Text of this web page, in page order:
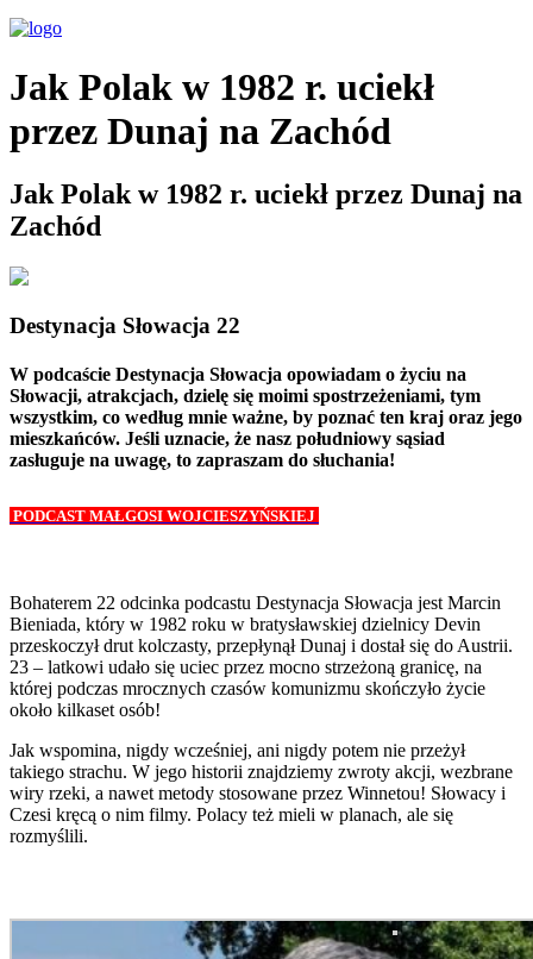
Jak Polak w 1982 r. uciekł
przez Dunaj na Zachód
Jak Polak w 1982 r. uciekł przez Dunaj na
Zachód
Destynacja Słowacja 22
W podcaście Destynacja Słowacja opowiadam o życiu na
Słowacji, atrakcjach, dzielę się moimi spostrzeżeniami, tym
wszystkim, co według mnie ważne, by poznać ten kraj oraz jego
mieszkańców. Jeśli uznacie, że nasz południowy sąsiad
zasługuje na uwagę, to zapraszam do słuchania!
PODCAST MAŁGOSI WOJCIESZYŃSKIEJ
Bohaterem 22 odcinka podcastu Destynacja Słowacja jest Marcin
Bieniada, który w 1982 roku w bratysławskiej dzielnicy Devin
przeskoczył drut kolczasty, przepłynął Dunaj i dostał się do Austrii.
23 – latkowi udało się uciec przez mocno strzeżoną granicę, na
której podczas mrocznych czasów komunizmu skończyło życie
około kilkaset osób!
Jak wspomina, nigdy wcześniej, ani nigdy potem nie przeżył
takiego strachu. W jego historii znajdziemy zwroty akcji, wezbrane
wiry rzeki, a nawet metody stosowane przez Winnetou! Słowacy i
Czesi kręcą o nim filmy. Polacy też mieli w planach, ale się
rozmyślili.